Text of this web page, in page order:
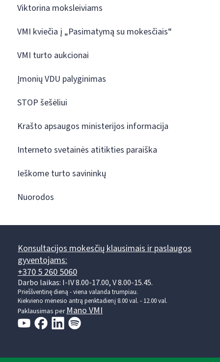
Viktorina moksleiviams
VMI kviečia į „Pasimatymą su mokesčiais“
VMI turto aukcionai
Įmonių VDU palyginimas
STOP šešėliui
Krašto apsaugos ministerijos informacija
Interneto svetainės atitikties paraiška
Ieškome turto savininkų
Nuorodos
Konsultacijos mokesčių klausimais ir paslaugos
gyventojams:
+370 5 260 5060
Darbo laikas: I-IV 8.00-17.00, V 8.00-15.45.
Prieššventinę dieną - viena valanda trumpiau.
Kiekvieno mėnesio antrą penktadienį 8.00 val. - 12.00 val.
Paklausimas per Mano VMI